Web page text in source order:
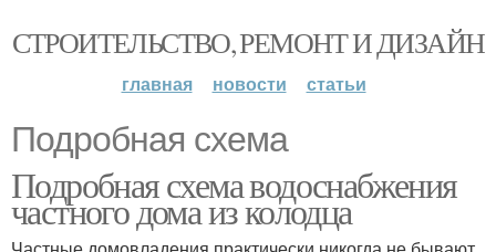
СТРОИТЕЛЬСТВО, РЕМОНТ И ДИЗАЙН
главная новости статьи
Подробная схема
Подробная схема водоснабжения
частного дома из колодца